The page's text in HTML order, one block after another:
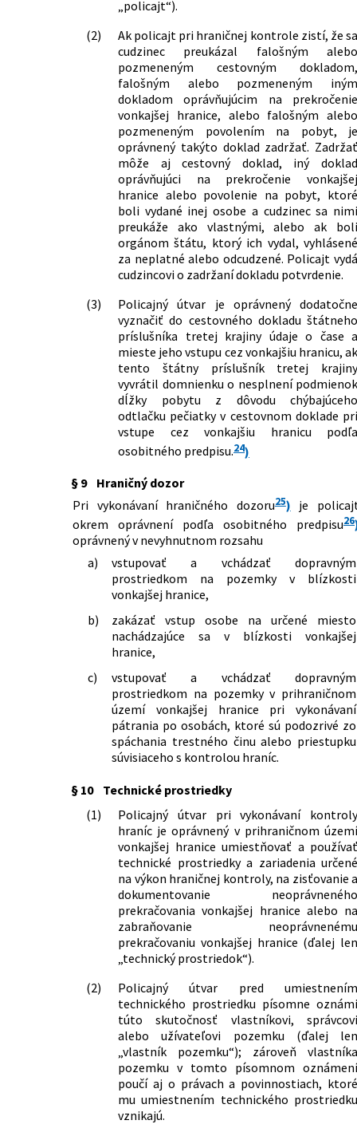
„policajt“).
(2)
Ak policajt pri hraničnej kontrole zistí, že sa
cudzinec preukázal falošným alebo
pozmeneným cestovným dokladom,
falošným alebo pozmeneným iným
dokladom oprávňujúcim na prekročenie
vonkajšej hranice, alebo falošným alebo
pozmeneným povolením na pobyt, je
oprávnený takýto doklad zadržať. Zadržať
môže aj cestovný doklad, iný doklad
oprávňujúci na prekročenie vonkajšej
hranice alebo povolenie na pobyt, ktoré
boli vydané inej osobe a cudzinec sa nimi
preukáže ako vlastnými, alebo ak boli
orgánom štátu, ktorý ich vydal, vyhlásené
za neplatné alebo odcudzené. Policajt vydá
cudzincovi o zadržaní dokladu potvrdenie.
(3)
Policajný útvar je oprávnený dodatočne
vyznačiť do cestovného dokladu štátneho
príslušníka tretej krajiny údaje o čase a
mieste jeho vstupu cez vonkajšiu hranicu, ak
tento štátny príslušník tretej krajiny
vyvrátil domnienku o nesplnení podmienok
dĺžky pobytu z dôvodu chýbajúceho
odtlačku pečiatky v cestovnom doklade pri
vstupe cez vonkajšiu hranicu podľa
osobitného predpisu.24)
§ 9
Hraničný dozor
Pri vykonávaní hraničného dozoru25) je
okrem oprávnení podľa osobitného predpisu26
oprávnený v nevyhnutnom rozsahu
a)
vstupovať a vchádzať dopravným
prostriedkom na pozemky v blízkosti
vonkajšej hranice,
b)
zakázať vstup osobe na určené miesto
nachádzajúce sa v blízkosti vonkajšej
hranice,
c)
vstupovať a vchádzať dopravným
prostriedkom na pozemky v prihraničnom
území vonkajšej hranice pri vykonávaní
pátrania po osobách, ktoré sú podozrivé zo
spáchania trestného činu alebo priestupku
súvisiaceho s kontrolou hraníc.
§ 10
Technické prostriedky
(1)
Policajný útvar pri vykonávaní kontroly
hraníc je oprávnený v prihraničnom území
vonkajšej hranice umiestňovať a používať
technické prostriedky a zariadenia určené
na výkon hraničnej kontroly, na zisťovanie a
dokumentovanie neoprávneného
prekračovania vonkajšej hranice alebo na
zabraňovanie neoprávnenému
prekračovaniu vonkajšej hranice (ďalej len
„technický prostriedok“).
(2)
Policajný útvar pred umiestnením
technického prostriedku písomne oznámi
túto skutočnosť vlastníkovi, správcovi
alebo užívateľovi pozemku (ďalej len
„vlastník pozemku“); zároveň vlastníka
pozemku v tomto písomnom oznámení
poučí aj o právach a povinnostiach, ktoré
mu umiestnením technického prostriedku
vznikajú.